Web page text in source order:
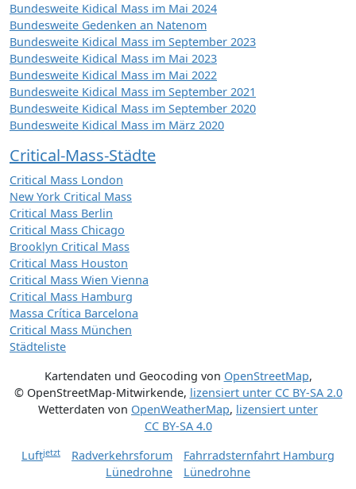
Bundesweite Kidical Mass im Mai 2024
Bundesweite Gedenken an Natenom
Bundesweite Kidical Mass im September 2023
Bundesweite Kidical Mass im Mai 2023
Bundesweite Kidical Mass im Mai 2022
Bundesweite Kidical Mass im September 2021
Bundesweite Kidical Mass im September 2020
Bundesweite Kidical Mass im März 2020
Critical-Mass-Städte
Critical Mass London
New York Critical Mass
Critical Mass Berlin
Critical Mass Chicago
Brooklyn Critical Mass
Critical Mass Houston
Critical Mass Wien Vienna
Critical Mass Hamburg
Massa Crítica Barcelona
Critical Mass München
Städteliste
Kartendaten und Geocoding von OpenStreetMap,
© OpenStreetMap-Mitwirkende, lizensiert unter CC BY-SA 2.0
Wetterdaten von OpenWeatherMap, lizensiert unter
CC BY-SA 4.0
Luftjetzt Radverkehrsforum
Fahrradsternfahrt Hamburg
Lünedrohne
Lünedrohne